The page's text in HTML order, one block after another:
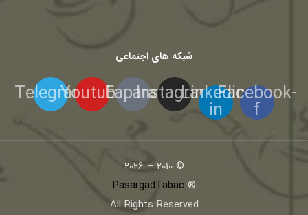
شبکه های اجتماعی
Facebook-
f
Linkedin-
in
Instagram
Eaparat
Youtube
Telegram
© 2010 – 2026
®
PasargadTabac
All Rights Reserved